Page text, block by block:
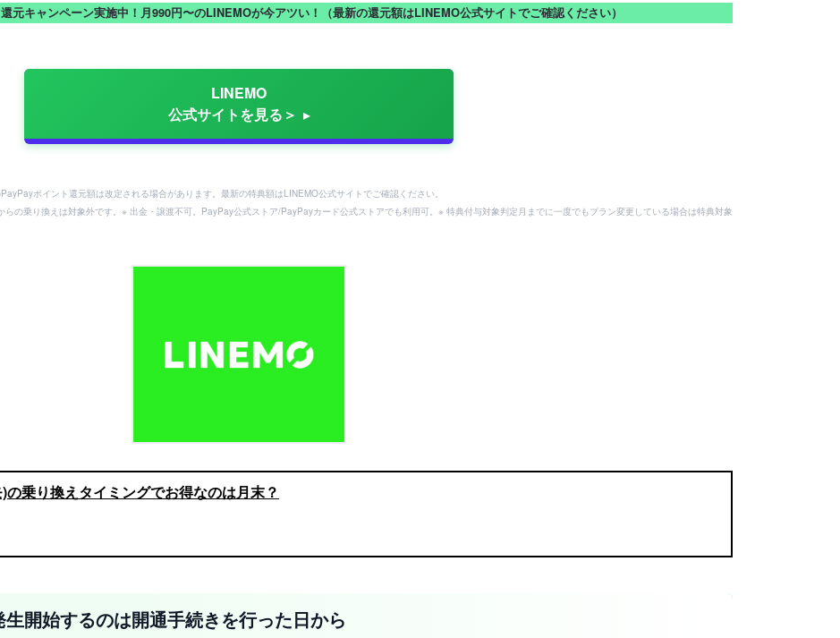
元キャンペーン実施中！月990円〜のLINEMOが今アツい！（最新の還元額はLINEMO公式サイトでご確認ください）
LINEMO
公式サイトを見る＞
ポイント還元額は改定される場合があります。最新の特典額はLINEMO公式サイトでご確認ください。
の乗り換えは対象外です。※ 出金・譲渡不可。PayPay公式ストア/PayPayカード公式ストアでも利用可。※ 特典付与対象判定月までに一度でもプラン変更している場合は特典対象
の乗り換えタイミングでお得なのは月末？
開始するのは開通手続きを行った日から